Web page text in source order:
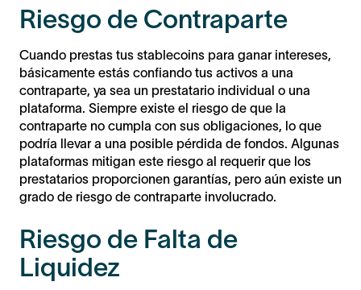
Riesgo de Contraparte
Cuando prestas tus stablecoins para ganar intereses,
básicamente estás confiando tus activos a una
contraparte, ya sea un prestatario individual o una
plataforma. Siempre existe el riesgo de que la
contraparte no cumpla con sus obligaciones, lo que
podría llevar a una posible pérdida de fondos. Algunas
plataformas mitigan este riesgo al requerir que los
prestatarios proporcionen garantías, pero aún existe un
grado de riesgo de contraparte involucrado.
Riesgo de Falta de
Liquidez